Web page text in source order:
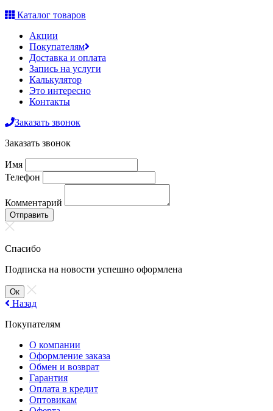
Каталог товаров
Акции
Покупателям
Доставка и оплата
Запись на услуги
Калькулятор
Это интересно
Контакты
Заказать звонок
Заказать звонок
Имя
Телефон
Комментарий
Отправить
Спасибо
Подписка на новости успешно оформлена
Ок
Назад
Покупателям
О компании
Оформление заказа
Обмен и возврат
Гарантия
Оплата в кредит
Оптовикам